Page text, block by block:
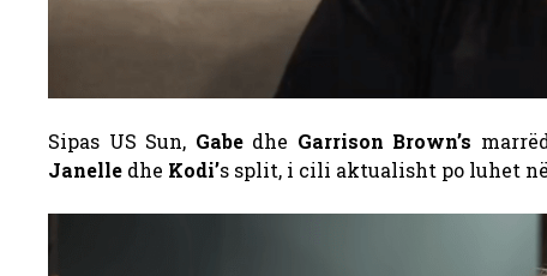
Sipas US Sun, Gabe dhe Garrison Brown’s
Janelle dhe Kodi’s split, i cili aktualisht po luhet në